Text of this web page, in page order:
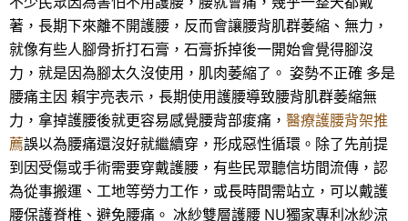
著，長期下來離不開護腰，反而會讓腰背肌群萎縮、無力，
就像有些人腳骨折打石膏，石膏拆掉後一開始會覺得腳沒
力，就是因為腳太久沒使用，肌肉萎縮了。 姿勢不正確 多是
腰痛主因 賴宇亮表示，長期使用護腰導致腰背肌群萎縮無
力，拿掉護腰後就更容易感覺腰背部痠痛， 醫療護腰背架推
薦誤以為腰痛還沒好就繼續穿，形成惡性循環。除了先前提
到因受傷或手術需要穿戴護腰，有些民眾聽信坊間流傳，認
為從事搬運、工地等勞力工作，或長時間需站立，可以戴護
腰保護脊椎、避免腰痛。 冰紗雙層護腰 NU獨家專利冰紗涼